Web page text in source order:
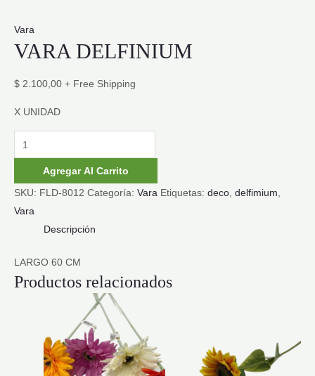
Vara
VARA DELFINIUM
$ 2.100,00 + Free Shipping
X UNIDAD
VARA
DELFINIUM
cantidadAgregar Al Carrito
SKU: FLD-8012 Categoría: Vara Etiquetas: deco delfimium
Vara
Descripción
LARGO 60 CM
Productos relacionados